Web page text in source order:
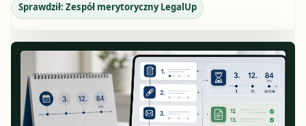
Sprawdził: Zespół merytoryczny LegalUp